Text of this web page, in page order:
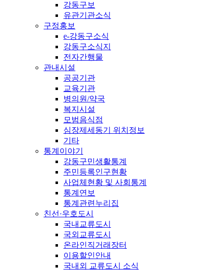
강동구보
유관기관소식
구정홍보
e-강동구소식
강동구소식지
전자간행물
관내시설
공공기관
교육기관
병의원/약국
복지시설
모범음식점
심장제세동기 위치정보
기타
통계이야기
강동구민생활통계
주민등록인구현황
사업체현황 및 사회통계
통계연보
통계관련누리집
친선·우호도시
국내교류도시
국외교류도시
온라인직거래장터
이용할인안내
국내외 교류도시 소식